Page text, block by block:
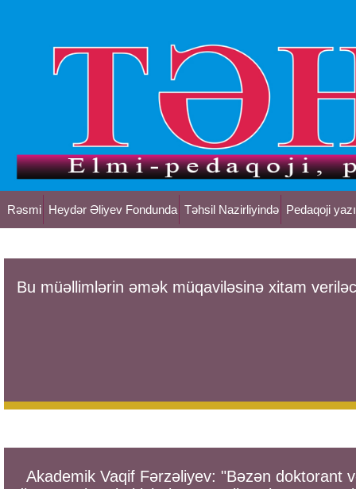
Rəsmi Heydər Əliyev Fondunda Təhsil Nazirliyində Pedaqoji
Bu müəllimlərin əmək müqaviləsinə xitam
Akademik Vaqif Fərzəliyev: "Bəzən doktorant